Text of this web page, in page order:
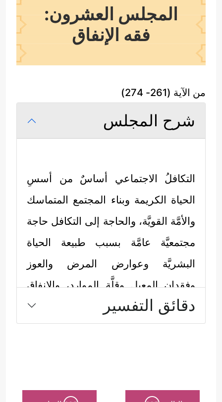
المجلس العشرون:
فقه الإنفاق
من الآية (261- 274)
شرح المجلس
التكافلُ الاجتماعي أساسٌ من أسسِ
الحياة الكريمة وبناء المجتمع المتماسك
والأمَّة القويَّة، والحاجة إلى التكافل حاجة
مجتمعيَّة عامَّة بسبب طبيعة الحياة
البشريَّة وعوارض المرض والعوز
وفقدان المعيل وقلَّة الموارد، والإنفاق
الذي أكَّده القرآن في هذا المقطع وفي
آيات أخرى كثيرة إنما يقصد به الوصول
بَيْدَ أن القرآن له منهجه الخاص في
دقائق التفسير